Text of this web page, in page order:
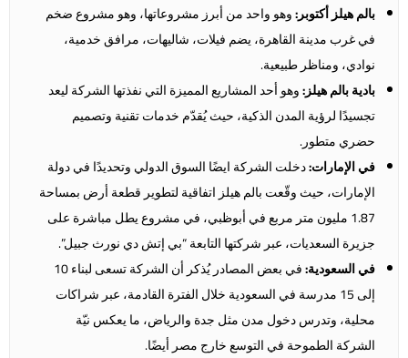
بالم هيلز أكتوبر:وهو واحدمن أبرز مشروعاتها، وهو مشروع ضخم
في غرب مدينة القاهرة، يضم فيلات، شاليهات، مرافق خدمية،
نوادي، ومناظر طبيعية.
بادية بالم هيلز:وهو أحد المشاريع المميزة التي نفذتها الشركة ليعد
تجسيدًا لرؤية المدن الذكية، حيث يُقدّم خدمات تقنية وتصميم
حضري متطور.
في الإمارات:دخلت الشركة ايضًا السوق الدولي وتحديدًا في دولة
الإمارات، حيث وقّعت بالم هيلز اتفاقية لتطوير قطعة أرض بمساحة
1.87 مليون متر مربع في أبوظبي، في مشروع يطل مباشرة على
جزيرة السعديات، عبر شركتها التابعة “بي إتش دي نورث جبيل”.
في السعودية:
في بعض المصادر يُذكر أن الشركة تسعى لبناء 10
إلى 15 مدرسة في السعودية خلال الفترة القادمة، عبر شراكات
محلية، وتدرس دخول مدن مثل جدة والرياض، ما يعكس نيّة
الشركة الطموحة في التوسع خارج مصر أيضًا.